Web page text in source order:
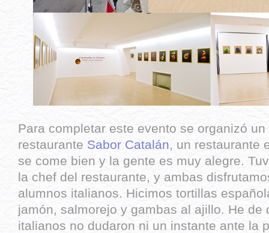
Para completar este evento se organizó
restaurante Sabor Catalán, un restaurante
se come bien y la gente es muy alegre.
la chef del restaurante, y ambas
alumnos italianos. Hicimos tortillas
jamón, salmorejo y gambas al ajillo. He de
italianos no dudaron ni un instante ante la